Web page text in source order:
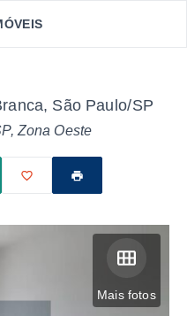
São Paulo/SP
Zona Oeste
Mais fotos